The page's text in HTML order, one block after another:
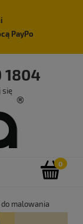
PayPo
1804
się
malowania